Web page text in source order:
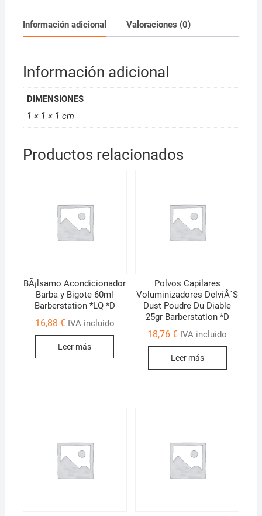
25ml
cantidad
Información adicional Valoraciones (0)
Información adicional
DIMENSIONES
1 × 1 × 1 cm
Productos relacionados
BÃ¡lsamo Acondicionador
Barba y Bigote 60ml
Barberstation *LQ *D
16,88 € IVA incluido
Leer más
Polvos Capilares
Voluminizadores DelviÂ´S
Dust Poudre Du Diable
25gr Barberstation *D
18,76€ IVA incluido
Leer más